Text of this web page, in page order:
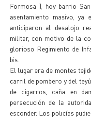
Formosa ), hoy barrio
asentamiento masivo, ya
anticiparon al desalojo
militar, con motivo de la
glorioso Regimiento de
bis.
El lugar era de montes
carril de pombero y del
de cigarros, caña en
persecución de la
esconder. Los policías